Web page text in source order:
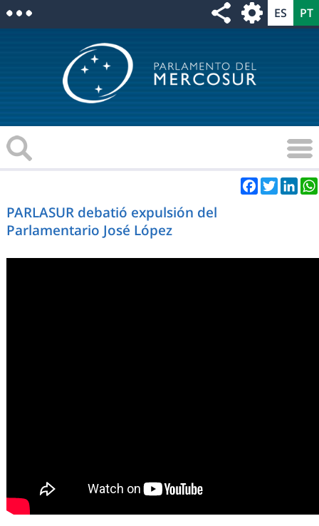
Facebook
Twitter
PARLASUR debatió expulsión del
Parlamentario José López